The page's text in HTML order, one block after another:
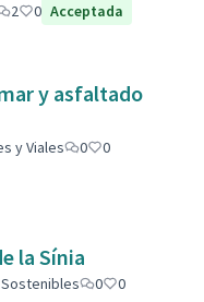
2 0 Acceptada
y asfaltado
y Viales 0
0
la Sínia
0
0